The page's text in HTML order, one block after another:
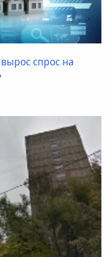
спрос на